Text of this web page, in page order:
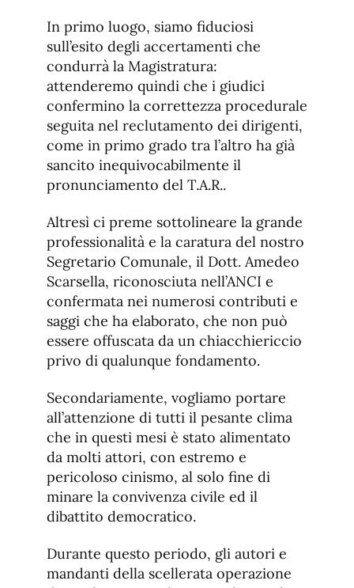
In primo luogo, siamo fiduciosi
sull’esito degli accertamenti che
condurrà la Magistratura:
attenderemo quindi che i giudici
confermino la correttezza procedurale
seguita nel reclutamento dei dirigenti,
come in primo grado tra l’altro ha già
sancito inequivocabilmente il
pronunciamento del T.A.R..
Altresì ci preme sottolineare la grande
professionalità e la caratura del nostro
Segretario Comunale, il Dott. Amedeo
Scarsella, riconosciuta nell’ANCI e
confermata nei numerosi contributi e
saggi che ha elaborato, che non può
essere offuscata da un chiacchiericcio
privo di qualunque fondamento.
Secondariamente, vogliamo portare
all’attenzione di tutti il pesante clima
che in questi mesi è stato alimentato
da molti attori, con estremo e
pericoloso cinismo, al solo fine di
minare la convivenza civile ed il
dibattito democratico.
Durante questo periodo, gli autori e
mandanti della scellerata operazione